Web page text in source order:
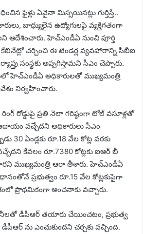
ఫైళ్లు ఏవైనా మిస్సయినట్లు గుర్తిస్తే..
బాధ్యులైన ఉద్యోగులపై వ్యక్తిగతంగా
ఆదేశించారు. హెచ్ఎండీఏ నుంచి పూర్తి
చర్చించి ఈ టెండర్ల వ్యవహారాన్ని సీబీఐ
సంస్థకు అప్పగిస్తామని సీఎం చెప్పారు.
హెచ్ఎండీఏ అధికారులతో ముఖ్యమంత్రి
నిర్వహించారు.
రింగ్ రోడ్డుపై ప్రతి నెలా గరిష్ఠంగా టోల్ వసూళ్లతో
వచ్చేదని అధికారులు సీఎం
30 ఏండ్లకు రూ.18 వేల కోట్ల వరకు
కేవలం రూ.7380 కోట్లకు ఐఆర్ బీ
ముఖ్యమంత్రి ఆరా తీశారు. హెచ్ఎండీఏ
ప్రభుత్వం రూ.15 వేల కోట్లకుపైగా
ప్రాథమికంగా అంచనాకు వచ్చారు.
డీపీఆర్ తయారు చేయించటం, ప్రభుత్వ
ను ఎంచుకుందని చర్చకు వచ్చింది.